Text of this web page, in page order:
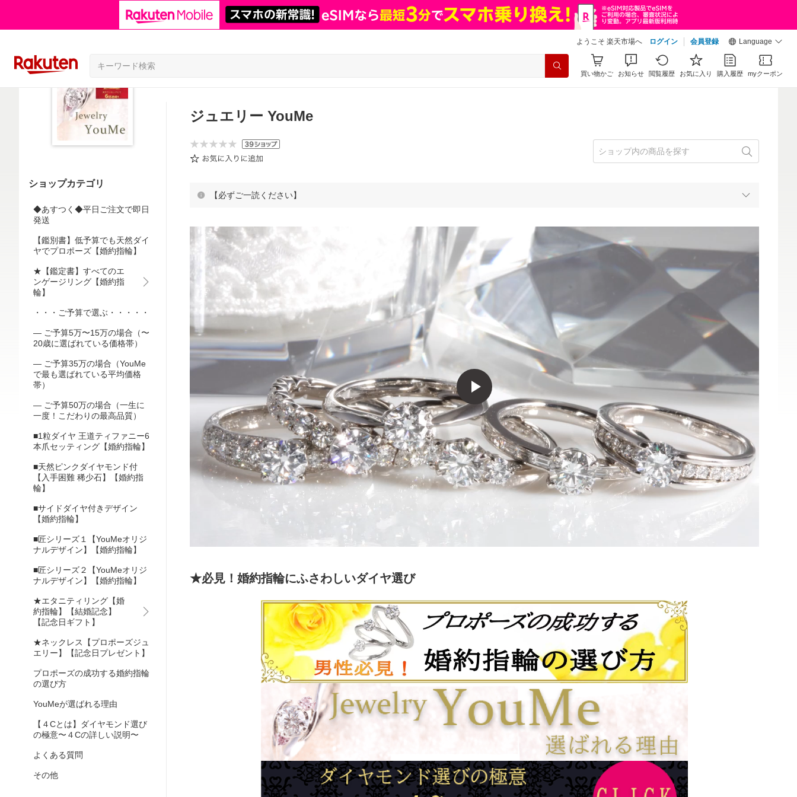
ようこそ 楽天市場へ ログイン 会員登録 Language
買い物かご お知らせ 閲覧履歴 お気に入り 購入履歴 myクーポン
ショップカテゴリ
◆あすつく◆平日ご注文で即日
発送
【鑑別書】低予算でも天然ダイ
ヤでプロポーズ【婚約指輪】
★【鑑定書】すべてのエ
ンゲージリング【婚約指
輪】
・・・ご予算で選ぶ・・・・・
— ご予算5万〜15万の場合（〜
20歳に選ばれている価格帯）
— ご予算35万の場合（YouMe
で最も選ばれている平均価格
帯）
— ご予算50万の場合（一生に
一度！こだわりの最高品質）
■1粒ダイヤ 王道ティファニー6
本爪セッティング【婚約指輪】
■天然ピンクダイヤモンド付
【入手困難 稀少石】【婚約指
輪】
■サイドダイヤ付きデザイン
【婚約指輪】
■匠シリーズ１【YouMeオリジ
ナルデザイン】【婚約指輪】
■匠シリーズ２【YouMeオリジ
ナルデザイン】【婚約指輪】
★エタニティリング【婚
約指輪】【結婚記念】
【記念日ギフト】
★ネックレス【プロポーズジュ
エリー】【記念日プレゼント】
プロポーズの成功する婚約指輪
の選び方
YouMeが選ばれる理由
【４Cとは】ダイヤモンド選び
の極意〜４Cの詳しい説明〜
よくある質問
その他
ジュエリー YouMe
【必ずご一読ください】
★必見！婚約指輪にふさわしいダイヤ選び